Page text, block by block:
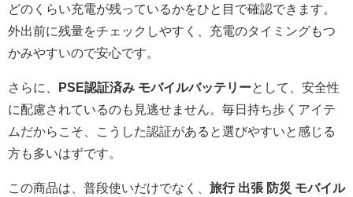
どのくらい充電が残っているかをひと目で確認できます。
外出前に残量をチェックしやすく、充電のタイミングもつ
かみやすいので安心です。
さらに、 PSE認証済み モバイルバッテリーとして、安全性
に配慮されているのも見逃せません。毎日持ち歩くアイテ
ムだからこそ、こうした認証があると選びやすいと感じる
方も多いはずです。
この商品は、普段使いだけでなく、 旅行 出張 防災 モバイル